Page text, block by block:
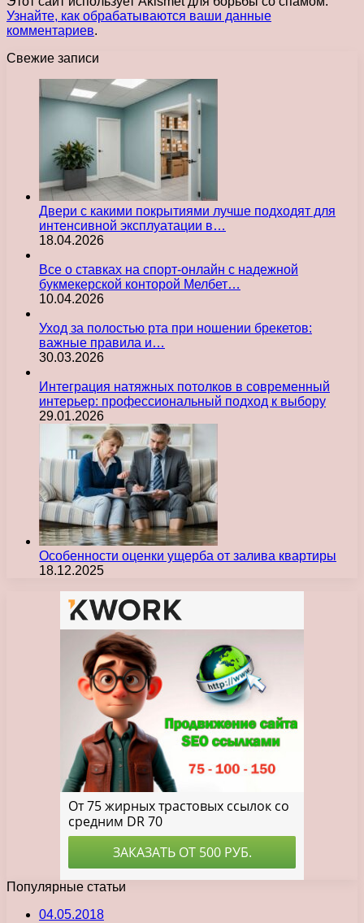
Узнайте, как обрабатываются ваши данные
комментариев.
Свежие записи
Двери с какими покрытиями лучше подходят для
интенсивной эксплуатации в…
18.04.2026
Все о ставках на спорт-онлайн с надежной
букмекерской конторой Мелбет…
10.04.2026
Уход за полостью рта при ношении брекетов:
важные правила и…
30.03.2026
Интеграция натяжных потолков в современный
интерьер: профессиональный подход к выбору
29.01.2026
Особенности оценки ущерба от залива квартиры
18.12.2025
Популярные статьи
04.05.2018